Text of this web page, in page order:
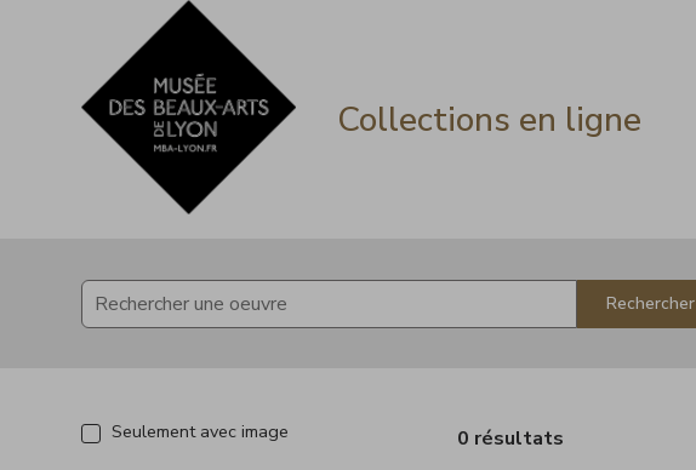
Accèder directement au contenu
Accèder directement au contenu
Collections en ligne
Rechercher
Seulement avec image 0 résultats